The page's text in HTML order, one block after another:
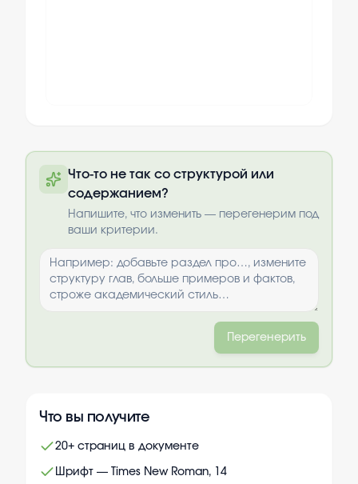
оплаты
Что-то не так со структурой или
содержанием?
Напишите, что изменить — перегенерим под
ваши критерии.
Перегенерить
Что вы получите
20+ страниц в документе
Шрифт — Times New Roman, 14